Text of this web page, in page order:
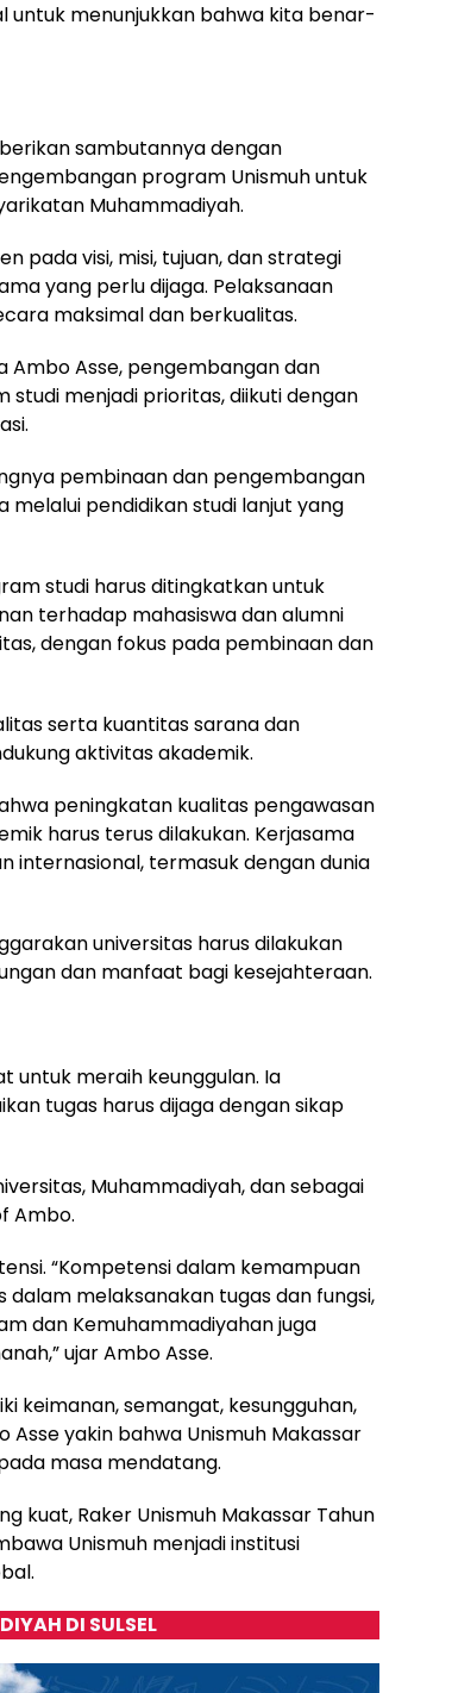
untuk menunjukkan bahwa kita benar-
sambutannya dengan
program Unismuh untuk
Muhammadiyah.
pada visi, misi, tujuan, dan strategi
yang perlu dijaga. Pelaksanaan
maksimal dan berkualitas.
Asse, pengembangan dan
menjadi prioritas, diikuti dengan
pembinaan dan pengembangan
melalui pendidikan studi lanjut yang
studi harus ditingkatkan untuk
terhadap mahasiswa dan alumni
dengan fokus pada pembinaan dan
serta kuantitas sarana dan
aktivitas akademik.
peningkatan kualitas pengawasan
harus terus dilakukan. Kerjasama
internasional, termasuk dengan dunia
universitas harus dilakukan
dan manfaat bagi kesejahteraan.
untuk meraih keunggulan. Ia
tugas harus dijaga dengan sikap
Muhammadiyah, dan sebagai
Ambo.
“Kompetensi dalam kemampuan
melaksanakan tugas dan fungsi,
dan Kemuhammadiyahan juga
ujar Ambo Asse.
keimanan, semangat, kesungguhan,
Asse yakin bahwa Unismuh Makassar
masa mendatang.
kuat, Raker Unismuh Makassar Tahun
Unismuh menjadi institusi
DI SULSEL